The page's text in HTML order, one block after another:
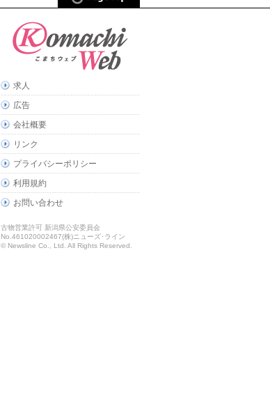
求人
広告
会社概要
リンク
プライバシーポリシー
利用規約
お問い合わせ
古物営業許可 新潟県公安委員会
No.461020002467(株)ニューズ･ライン
© Newsline Co., Ltd. All Rights Reserved.